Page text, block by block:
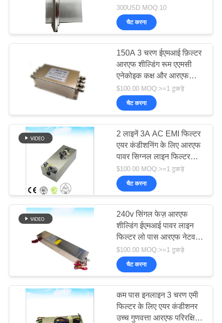
नियंत्रण
समाचार
साइटमैप
गोपनीयता
नीति
ईएमआई फीडथ्रू फ़िल्टर
पिरामिड अवशोषक
फेराइट टाइल अवशोषक
17
चैंबर आरएफ आश्रित कक्ष
300USD MOQ:10
चैट करना
150A 3 चरण ईएमआई फ़िल्टर
आरएफ शील्डिंग रूम एएमसी
एनेकोइक कक्ष और आरएफ
शील्ड रूम
$100.00 MOQ:>=1 टुकड़े
चैट करना
2 लाइनें 3A AC EMI फिल्टर
एयर कंडीशनिंग के लिए आरएफ
पावर सिग्नल लाइन फिल्टर
आरएफ स्कैनिंग रूम आरएफ
स्कैल्ड रूम
$100.00 MOQ:>=1 टुकड़े
चैट करना
240v सिंगल फेज़ आरएफ
शील्डिंग ईएमआई पावर लाइन
फिल्टर लो पास आरएफ नेटवर्क
आरएफ शील्डेड रूम
$100.00 MOQ:>=1 टुकड़े
चैट करना
कम पास इनलाइन 3 चरण एमी
फिल्टर के लिए एयर कंडीशनर
उच्च गुणवत्ता आरएफ परिरक्षित